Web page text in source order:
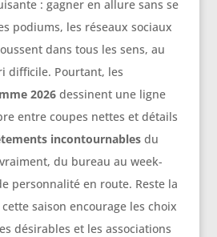
: gagner en allure sans se
podiums, les réseaux sociaux
dans tous les sens, au
difficile. Pourtant, les
2026dessinent une ligne
entre coupes nettes et détails
incontournablesdu
du bureau au week-
personnalité en route. Reste la
saison encourage les choix
désirables et les associations